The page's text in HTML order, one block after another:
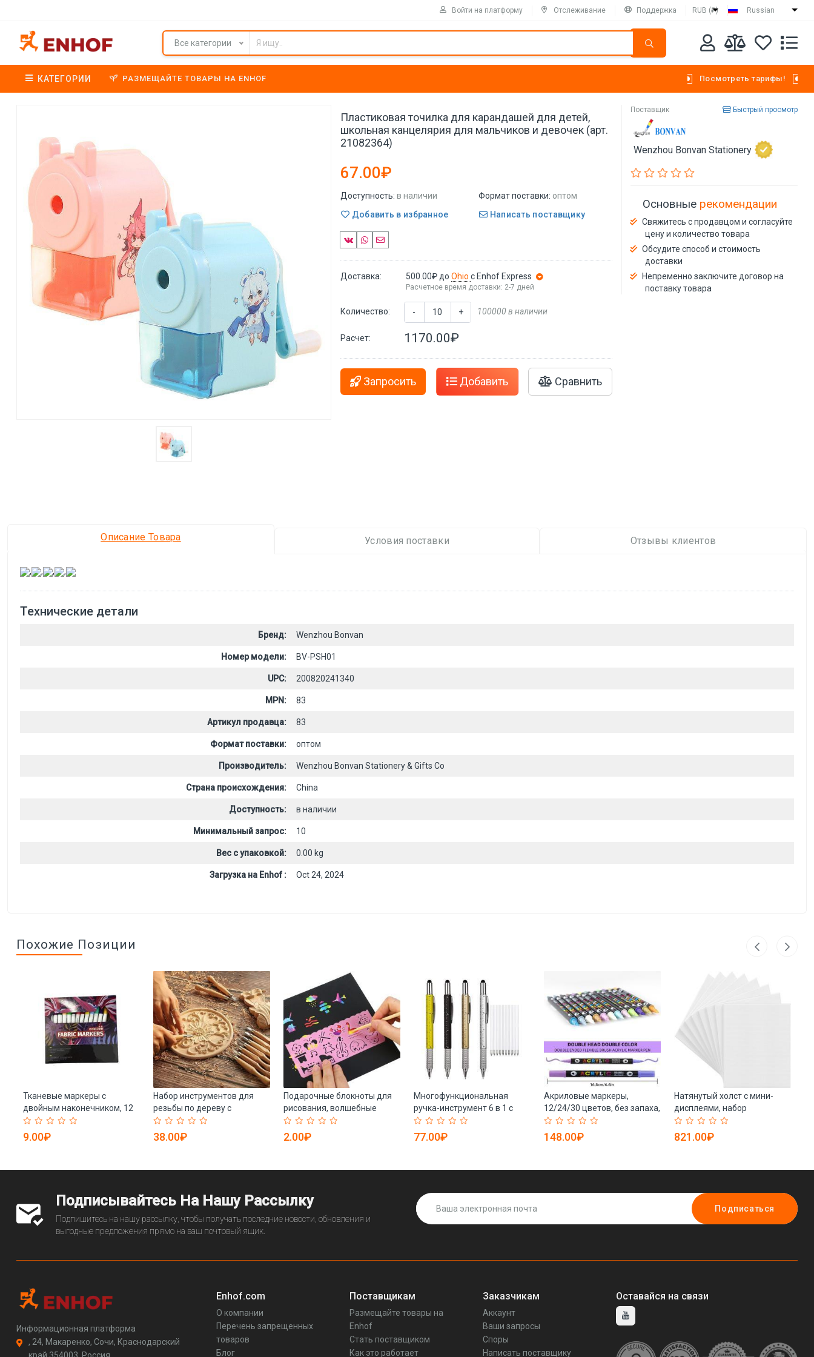
Войти на платформу Отслеживание Поддержка RUB (₽) Russian
Все категории
КАТЕГОРИИ РАЗМЕЩАЙТЕ ТОВАРЫ НА ENHOF Посмотреть тарифы!
Пластиковая точилка для карандашей для детей,
школьная канцелярия для мальчиков и девочек (арт.
21082364)
67.00₽
Доступность: в наличии Формат поставки: оптом
Добавить в избранное
Написать поставщику
Доставка: 500.00₽ доOhioс Enhof Express
Расчетное время доставки: 2-7 дней
Количество: - + 100000 в наличии
Расчет: 1170.00₽
Запросить Добавить Сравнить
Поставщик Быстрый просмотр
Wenzhou Bonvan Stationery
Основные рекомендации
Свяжитесь с продавцом и согласуйте
цену и количество товара
Обсудите способ и стоимость
доставки
Непременно заключите договор на
поставку товара
Описание Товара Условия поставки Отзывы клиентов
, , , ,
Технические детали
Бренд: Wenzhou Bonvan
Номер модели: BV-PSH01
UPC: 200820241340
MPN: 83
Артикул продавца: 83
Формат поставки: оптом
Производитель: Wenzhou Bonvan Stationery & Gifts Co
Страна происхождения: China
Доступность: в наличии
Минимальный запрос: 10
Вес с упаковкой: 0.00 kg
Загрузка на Enhof : Oct 24, 2024
Похожие Позиции
Тканевые маркеры с
двойным наконечником, 12
цветов, двусторонние (арт.
21102069)
9.00₽
Набор инструментов для
резьбы по дереву с
полотняным футляром и
стамесками (арт. 21082423)
38.00₽
Подарочные блокноты для
рисования, волшебные
скретч-листы, набор для
рукоделия для детей (арт.
2.00₽
Многофункциональная
ручка-инструмент 6 в 1 с
отверткой, уровнем и
линейкой (арт. 21082013)
77.00₽
Акриловые маркеры,
12/24/30 цветов, без запаха,
для DIY (арт. 21101976)
148.00₽
Натянутый холст с мини-
дисплеями, набор
мольбертов и подставка для
рисования (арт. 21082467)
821.00₽
Подписывайтесь На Нашу Рассылку
Подпишитесь на нашу рассылку, чтобы получать последние новости, обновления и
выгодные предложения прямо на ваш почтовый ящик.
Подписаться
Информационная платформа
, 24, Макаренко, Сочи, Краснодарский
край 354003, Россия
Enhof.com
О компании
Перечень запрещенных
товаров
Блог
Поставщикам
Размещайте товары на
Enhof
Стать поставщиком
Как это работает
Заказчикам
Аккаунт
Ваши запросы
Споры
Написать поставщику
Оставайся на связи